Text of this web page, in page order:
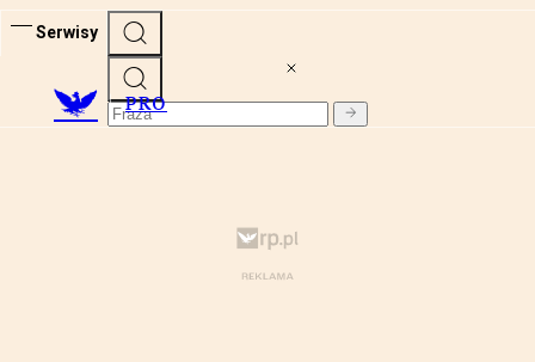
Serwisy
PRO